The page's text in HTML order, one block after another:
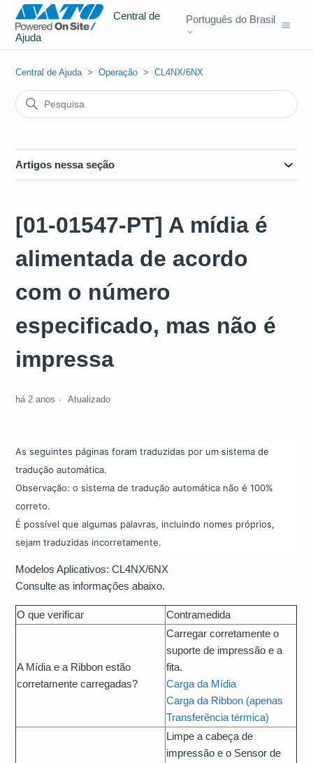
Central de
Ajuda
Português do Brasil
Central de Ajuda Operação CL4NX/6NX
Artigos nessa seção
[01-01547-PT] A mídia é
alimentada de acordo
com o número
especificado, mas não é
impressa
há 2 anos Atualizado
As seguintes páginas foram traduzidas por um sistema de
tradução automática.
Observação: o sistema de tradução automática não é 100%
correto.
É possível que algumas palavras, incluindo nomes próprios,
sejam traduzidas incorretamente.
Modelos Aplicativos: CL4NX/6NX
Consulte as informações abaixo.
O que verificar Contramedida
A Mídia e a Ribbon estão
corretamente carregadas?
Carregar corretamente o
suporte de impressão e a
fita.
Carga da Mídia
Carga da Ribbon (apenas
Transferência térmica)
Limpe a cabeça de
impressão e o Sensor de